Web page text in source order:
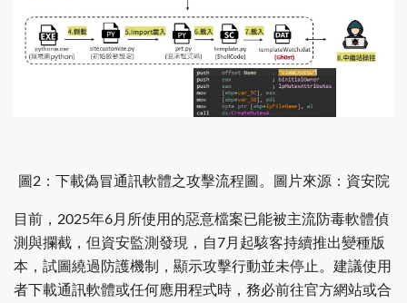
圖2：下載偽冒通訊軟體之攻擊流程圖。圖片來源：資安院
目前，2025年6月所使用的惡意檔案已能被主流防毒軟體偵
測與攔截，但資安監測發現，自7月起駭客持續推出變種版
本，試圖繞過防護機制，顯示攻擊行動並未停止。建議使用
者下載通訊軟體或任何應用程式時，務必前往官方網站或合